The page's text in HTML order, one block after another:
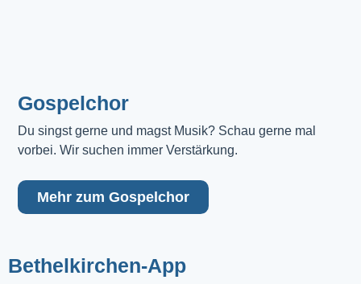
Gospelchor
Du singst gerne und magst Musik? Schau gerne mal
vorbei. Wir suchen immer Verstärkung.
Mehr zum Gospelchor
Bethelkirchen-App